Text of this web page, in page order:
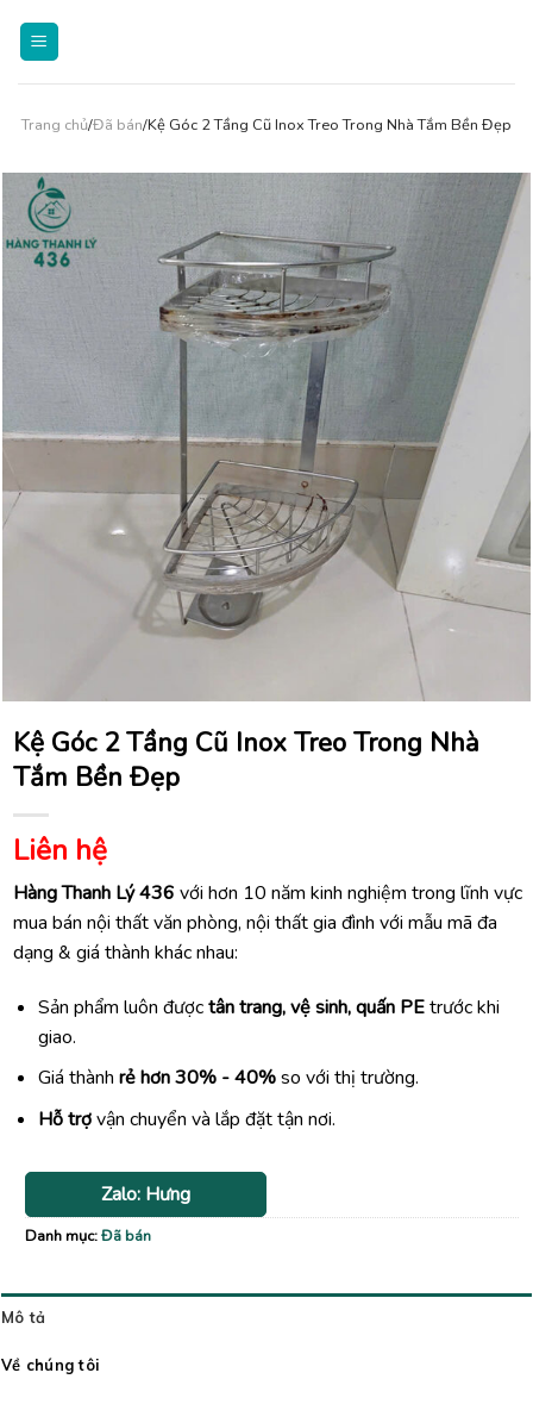
Trang chủ/Đã bán/Kệ Góc 2 Tầng Cũ Inox Treo Trong Nhà Tắm Bền Đẹp
Kệ Góc 2 Tầng Cũ Inox Treo Trong Nhà
Tắm Bền Đẹp
Liên hệ
Hàng Thanh Lý 436 với hơn 10 năm kinh nghiệm trong lĩnh vực
mua bán nội thất văn phòng, nội thất gia đình với mẫu mã đa
dạng & giá thành khác nhau:
Sản phẩm luôn đượctân trang, vệ sinh, quấn PEtrước khi
giao.
Giá thành rẻ hơn 30% - 40%so với thị trường.
Hỗ trợvận chuyển và lắp đặt tận nơi.
Zalo: Hưng
Danh mục:Đã bán
Mô tả
Về chúng tôi